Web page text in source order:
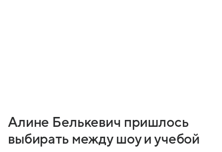
Алине Белькевич пришлось
выбирать между шоу и учебой